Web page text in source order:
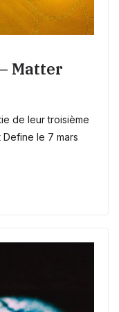
Matter
de leur troisième
le 7 mars